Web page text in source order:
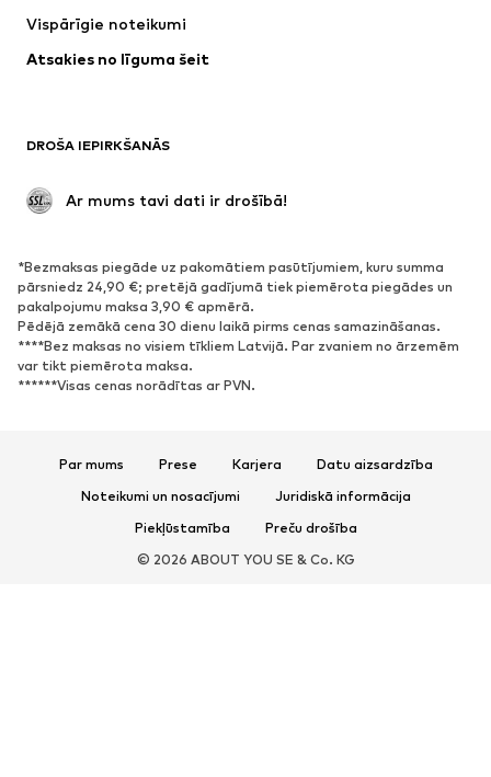
Vispārīgie noteikumi
Atsakies no līguma šeit
DROŠA IEPIRKŠANĀS
Ar mums tavi dati ir drošībā!
*Bezmaksas piegāde uz pakomātiem pasūtījumiem, kuru summa
pārsniedz 24,90 €; pretējā gadījumā tiek piemērota piegādes un
pakalpojumu maksa 3,90 € apmērā.
Pēdējā zemākā cena 30 dienu laikā pirms cenas samazināšanas.
****Bez maksas no visiem tīkliem Latvijā. Par zvaniem no ārzemēm
var tikt piemērota maksa.
******Visas cenas norādītas ar PVN.
Par mums Prese Karjera
Datu aizsardzība
Noteikumi un nosacījumi
Juridiskā informācija
Piekļūstamība
Preču drošība
© 2026 ABOUT YOU SE & Co. KG